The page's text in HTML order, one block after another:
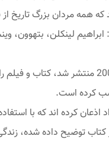
که همه مردان بزرگ تاریخ
ابراهیم لینکلن، بتهوون،
کرده است.
اذعان کرده اند که با
توضیح داده شده،